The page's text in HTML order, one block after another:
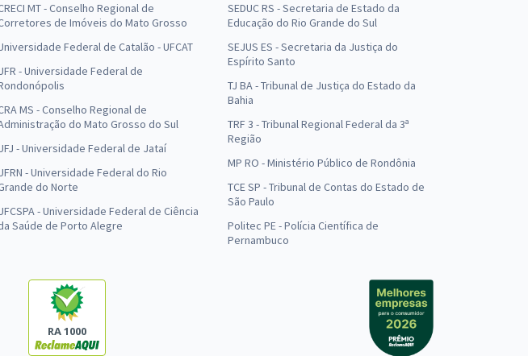
MT - Conselho Regional de
de Imóveis do Mato Grosso
Federal de Catalão - UFCAT
- Universidade Federal de
MS - Conselho Regional de
do Mato Grosso do Sul
- Universidade Federal de Jataí
- Universidade Federal do Rio
do Norte
- Universidade Federal de Ciência
Saúde de Porto Alegre
SEDUC RS - Secretaria de Estado da
Educação do Rio Grande do Sul
SEJUS ES - Secretaria da Justiça do
Espírito Santo
TJ BA - Tribunal de Justiça do Estado da
Bahia
TRF 3 - Tribunal Regional Federal da 3ª
Região
MP RO - Ministério Público de Rondônia
TCE SP - Tribunal de Contas do Estado de
São Paulo
Politec PE - Polícia Científica de
Pernambuco
RA 1000